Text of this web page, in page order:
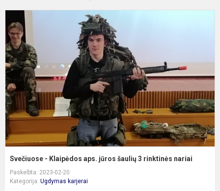
Svečiuose - Klaipėdos aps. jūros šaulių 3 rinktinės nariai
Paskelbta: 2023-02-20
Kategorija: Ugdymas karjerai